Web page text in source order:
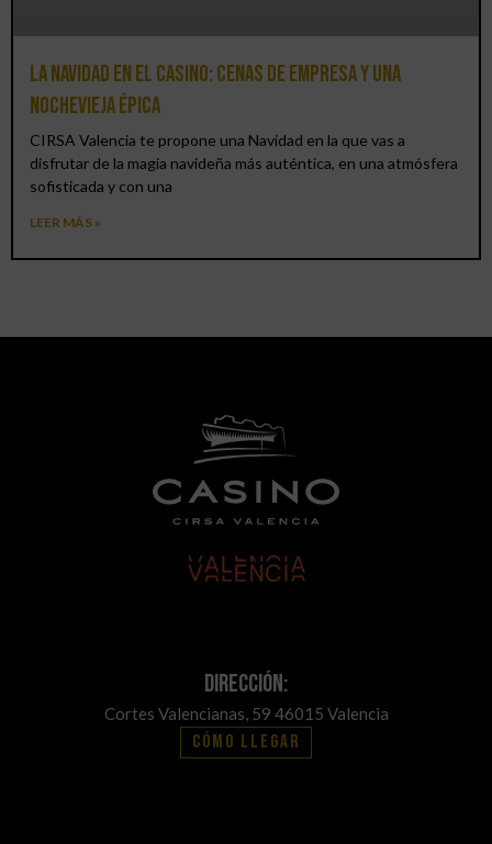
La Navidad en el Casino: cenas de empresa y una
Nochevieja épica
CIRSA Valencia te propone una Navidad en la que vas a
disfrutar de la magia navideña más auténtica, en una atmósfera
sofisticada y con una
LEER MÁS »
Dirección:
Cortes Valencianas, 59 46015 Valencia
Cómo llegar